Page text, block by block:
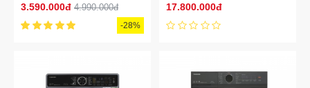
3.590.000đ 4.990.000đ
-28%
T35BP160MWV(MG)
17.800.000đ